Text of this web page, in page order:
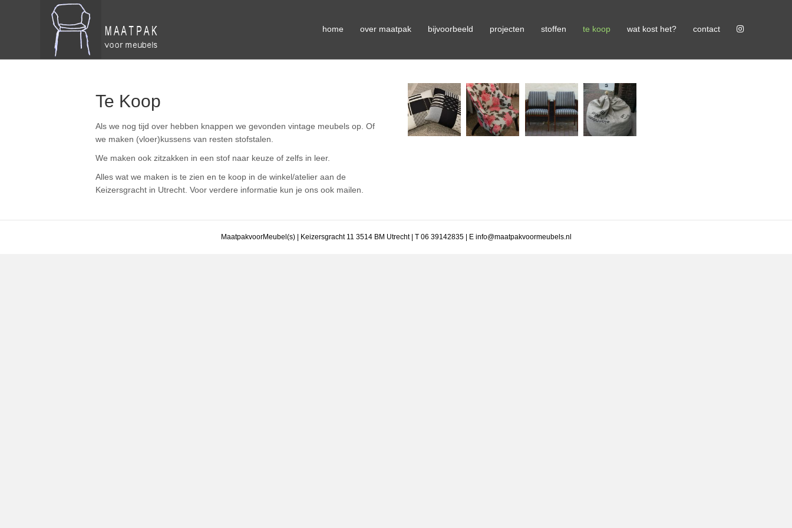
home over maatpak bijvoorbeeld projecten stoffen te koop wat kost het? contact
Te Koop
Als we nog tijd over hebben knappen we gevonden vintage meubels op. Of
we maken (vloer)kussens van resten stofstalen.
We maken ook zitzakken in een stof naar keuze of zelfs in leer.
Alles wat we maken is te zien en te koop in de winkel/atelier aan de
Keizersgracht in Utrecht. Voor verdere informatie kun je ons ook mailen.
MaatpakvoorMeubel(s) | Keizersgracht 11 3514 BM Utrecht | T 06 39142835| E info@maatpakvoormeubels.nl